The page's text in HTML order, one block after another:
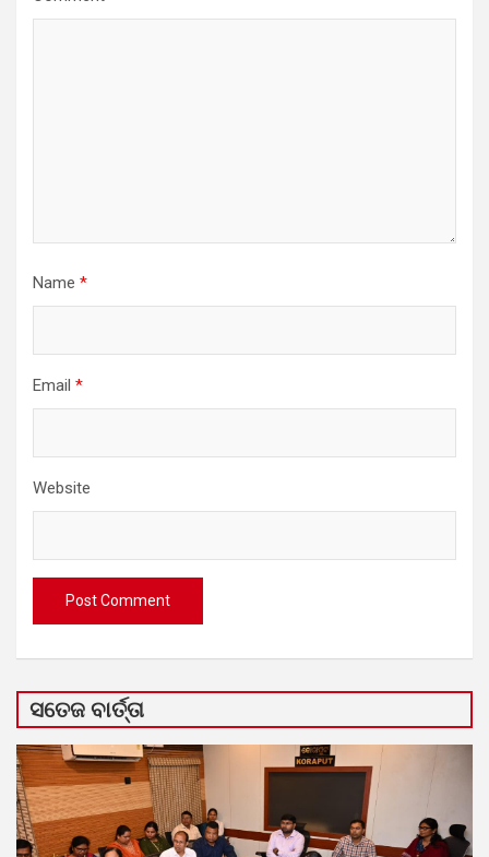
Name *
Email *
Website
ସତେଜ ବାର୍ତ୍ତା